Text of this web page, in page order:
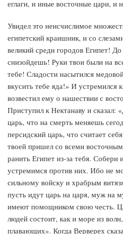
еглаги, и иные восточные цари, и
Увидел это неисчислимое
египетский краишник, и со
великий среди городов Египет!
снизойдешь! Руки твои были на
тебе! Сладости насытился
вкусить тебе яда!» И устремился
возвестил ему о нашествии с
Приступил к Нектанаву и сказал:
царь, что на смерть меняешь
персидский царь, что считает
твоей пришел со всеми
ранить Египет из-за тебя. Собери
устремимся против них. Ибо не
сильному войску и храбрым
пусть идут царь на царя, муж на
имеют помощником свою честь.
людей состоит, как и море из
плавающих». Когда Верверех